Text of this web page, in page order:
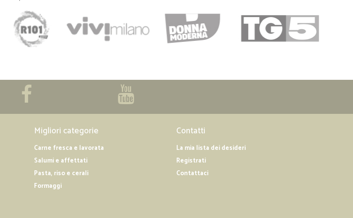
Migliori categorie
Carne fresca e lavorata
Salumi e affettati
Pasta, riso e cerali
Formaggi
Contatti
La mia lista dei desideri
Registrati
Contattaci